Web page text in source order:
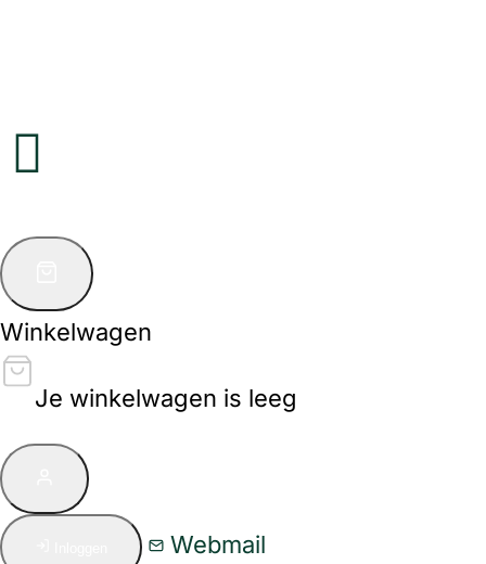
Winkelwagen
Je winkelwagen is leeg
Webmail